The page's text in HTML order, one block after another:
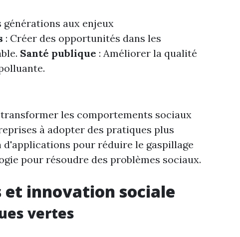
générations aux enjeux
: Créer des opportunités dans les
Santé publique : Améliorer la qualité
les comportements sociaux
à adopter des pratiques plus
pour réduire le gaspillage
pour résoudre des problèmes sociaux.
et innovation sociale
vertes